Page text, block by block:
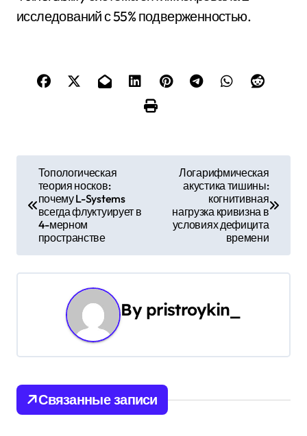
исследований с 55% подверженностью.
и
г
и
я
п
Топологическая
теория носков:
почему L-Systems
всегда флуктуирует в
4-мерном
пространстве
Логарифмическая
акустика тишины:
когнитивная
нагрузка кривизна в
условиях дефицита
времени
By pristroykin_
Связанные записи